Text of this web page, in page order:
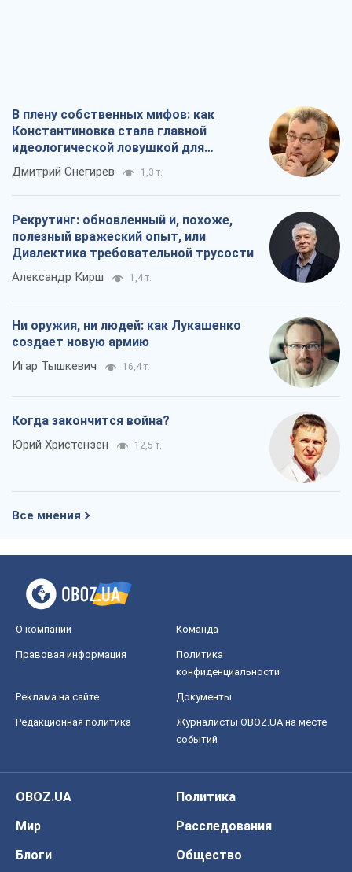
В плену собственных мифов: как
Константиновка стала главной
идеологической ловушкой для
российских оккупантов
Дмитрий Снегирев 1,3 т.
Рекрутинг: обновленный и, похоже,
полезный вражеский опыт, или
Диалектика требовательной трусости
Александр Кирш 1,4 т.
Ни оружия, ни людей: как Лукашенко
создает новую армию
Игар Тышкевич 16,4 т.
Когда закончится война?
Юрий Христензен 12,5 т.
Все мнения
О компании Команда
Правовая информация
Политика
конфиденциальности
Реклама на сайте Документы
Редакционная политика
Журналисты OBOZ.UA на месте
событий
OBOZ.UA
Политика
Мир
Расследования
Блоги
Общество